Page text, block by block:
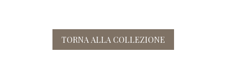
TORNA ALLA COLLEZIONE